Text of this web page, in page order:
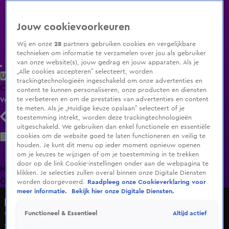
Uitzending Gemist Populaire programma's Zenders Genres
ClipsFilmsRadioSmart TV inlogShop
Volg KIJK
Zoeken
HomeUitzending Gemist Programma's De Bondgenoten
OranjezomerLivestreamsShop
Wim komt langs voor de volgende oplevering
26 sep 2024, 20:27
Jouw cookievoorkeuren
Wij en onze28 partners gebruiken cookies en vergelijkbare
technieken om informatie te verzamelen over jou als gebruiker
van onze website(s), jouw gedrag en jouw apparaten. Als je
„Alle cookies accepteren” selecteert, worden
trackingtechnologieën ingeschakeld om onze advertenties en
content te kunnen personaliseren, onze producten en diensten
te verbeteren en om de prestaties van advertenties en content
te meten. Als je „Huidige keuze opslaan” selecteert of je
toestemming intrekt, worden deze trackingtechnologieën
uitgeschakeld. We gebruiken dan enkel functionele en essentiële
cookies om de website goed te laten functioneren en veilig te
houden. Je kunt dit menu op ieder moment opnieuw openen
om je keuzes te wijzigen of om je toestemming in te trekken
door op de link Cookie-instellingen onder aan de webpagina te
klikken. Je selecties zullen overal binnen onze Digitale Diensten
worden doorgevoerd.
Raadpleeg onze Cookieverklaring voor
meer informatie.
Bekijk hier onze Digitale Diensten.
Functioneel & Essentieel Altijd actief